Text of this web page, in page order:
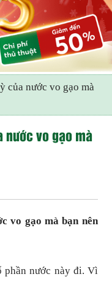
của nước vo gạo mà
nước vo gạo mà
vo gạo mà bạn nên
phần nước này đi. Vì